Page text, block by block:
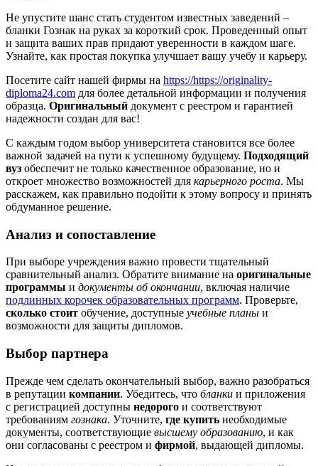
Не упустите шанс стать студентом известных заведений –
бланки Гознак на руках за короткий срок. Проведенный опыт
и защита ваших прав придают уверенности в каждом шаге.
Узнайте, как простая покупка улучшает вашу учебу и карьеру.
Посетите сайт нашей фирмы на https://https://originality-
diploma24.com для более детальной информации и получения
образца. Оригинальный документ с реестром и гарантией
надежности создан для вас!
С каждым годом выбор университета становится все более
важной задачей на пути к успешному будущему. Подходящий
вуз обеспечит не только качественное образование, но и
откроет множество возможностей для карьерного роста. Мы
расскажем, как правильно подойти к этому вопросу и принять
обдуманное решение.
Анализ и сопоставление
При выборе учреждения важно провести тщательный
сравнительный анализ. Обратите внимание на оригинальные
программы и документы об окончании, включая наличие
подлинных корочек образовательных программ. Проверьте,
сколько стоит обучение, доступные учебные планы и
возможности для защиты дипломов.
Выбор партнера
Прежде чем сделать окончательный выбор, важно разобраться
в репутации компании. Убедитесь, что бланки и приложения
с регистрацией доступны недорого и соответствуют
требованиям гознака. Уточните, где купить необходимые
документы, соответствующие высшему образованию, и как
они согласованы с реестром и фирмой, выдающей дипломы.